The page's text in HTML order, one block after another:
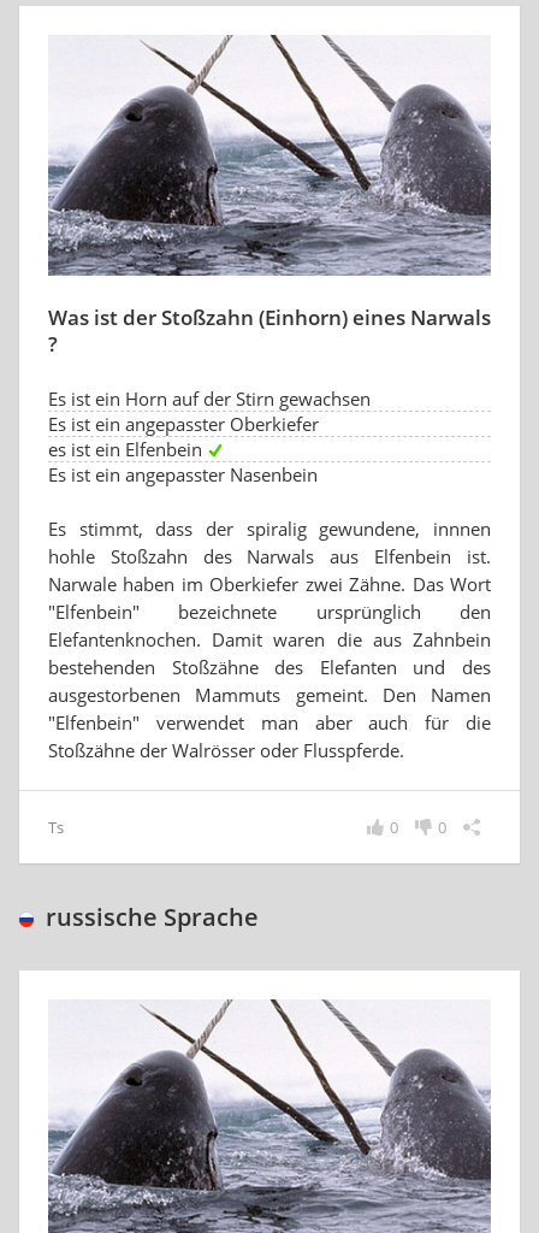
Was ist der Stoßzahn (Einhorn) eines Narwals
?
Es ist ein Horn auf der Stirn gewachsen
Es ist ein angepasster Oberkiefer
es ist ein Elfenbein
Es ist ein angepasster Nasenbein
Es stimmt, dass der spiralig gewundene, innnen
hohle Stoßzahn des Narwals aus Elfenbein ist.
Narwale haben im Oberkiefer zwei Zähne. Das Wort
"Elfenbein" bezeichnete ursprünglich den
Elefantenknochen. Damit waren die aus Zahnbein
bestehenden Stoßzähne des Elefanten und des
ausgestorbenen Mammuts gemeint. Den Namen
"Elfenbein" verwendet man aber auch für die
Stoßzähne der Walrösser oder Flusspferde.
Ts 0
0
russische Sprache